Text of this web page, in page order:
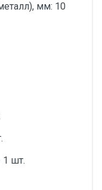
мм: 10
1 шт.